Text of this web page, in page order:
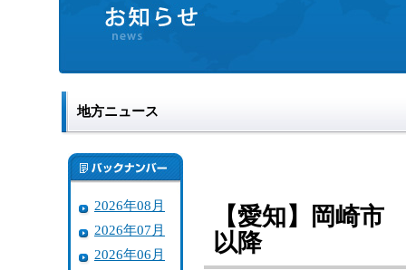
地方ニュース
2026年08月
2026年07月
2026年06月
【愛知】岡崎
以降